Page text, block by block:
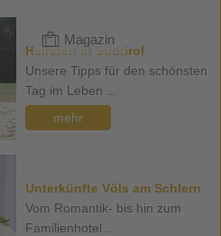
Magazin
Heiraten in Südtirol
Unsere Tipps für den schönsten
Tag im Leben ...
mehr
Unterkünfte Völs am Schlern
Vom Romantik- bis hin zum
Familienhotel ...